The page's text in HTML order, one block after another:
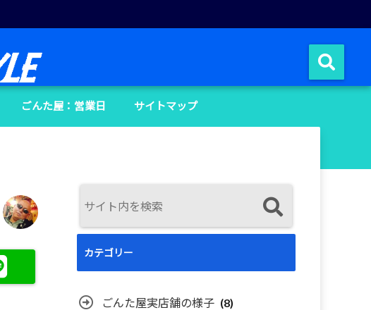
ごんた屋：営業日 サイトマップ
カテゴリー
ごんた屋実店舗の様子 (8)